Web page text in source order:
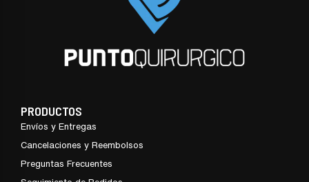
PRODUCTOS
Envíos y Entregas
Cancelaciones y Reembolsos
Preguntas Frecuentes